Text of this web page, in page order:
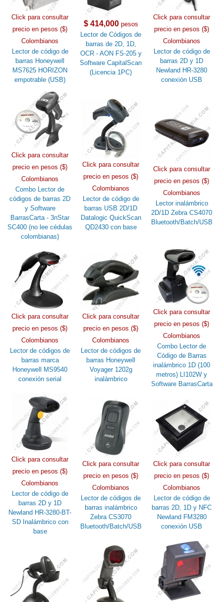
Click para consultar
precio en pesos ($)
Colombianos
Lector de código de
barras Honeywell
MS7625 HORIZON
empotrable (USB)
$ 414,000pesos
Lector de Códigos de
barras de 2D, 1D,
OCR - AON FS-205 y
Software CapitalScan
(Licencia 1PC)
Click para consultar
precio en pesos ($)
Colombianos
Lector de código de
barras 2D y 1D
Newland HR-3280
conexión USB
Click para consultar
precio en pesos ($)
Colombianos
Combo Lector de
códigos de barras 2D
y Software
BarrasCarta - 3nStar
SC400 (no lee cédulas
colombianas)
Click para consultar
precio en pesos ($)
Colombianos
Lector de código de
barras USB 2D/1D
Datalogic QuickScan
QD2430 con base
Click para consultar
precio en pesos ($)
Colombianos
Lector inalámbrico
2D/1D Zebra CS4070
Bluetooth/Batch/USB
Click para consultar
precio en pesos ($)
Colombianos
Lector de códigos de
barras marca
Honeywell MS9540
conexión serial
Click para consultar
precio en pesos ($)
Colombianos
Lector de códigos de
barras Honeywell
Voyager 1202g
inalámbrico
Click para consultar
precio en pesos ($)
Colombianos
Combo Lector de
Código de Barras
inalámbrico 1D (100
metros) LI102W y
Software BarrasCarta
Click para consultar
precio en pesos ($)
Colombianos
Lector de código de
barras 2D y 1D
Newland HR-3280-BT-
SD Inalámbrico con
base
Click para consultar
precio en pesos ($)
Colombianos
Lector de códigos de
barras inalámbrico
Zebra CS3070
Bluetooth/Batch/USB
Click para consultar
precio en pesos ($)
Colombianos
Lector de código de
barras 2D, 1D y NFC
Newland FM3280
conexión USB